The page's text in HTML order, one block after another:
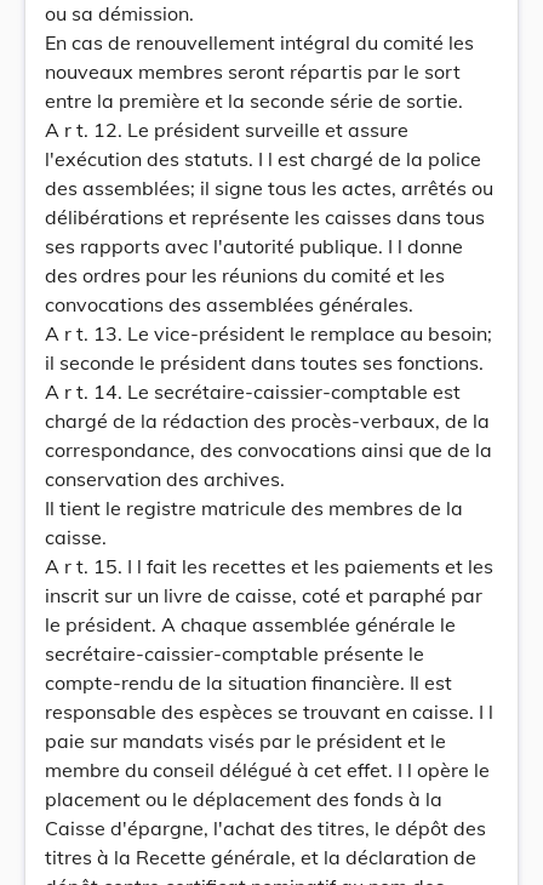
ou sa démission.
En cas de renouvellement intégral du comité les
nouveaux membres seront répartis par le sort
entre la première et la seconde série de sortie.
A r t. 12. Le président surveille et assure
l'exécution des statuts. I l est chargé de la police
des assemblées; il signe tous les actes, arrêtés ou
délibérations et représente les caisses dans tous
ses rapports avec l'autorité publique. I l donne
des ordres pour les réunions du comité et les
convocations des assemblées générales.
A r t. 13. Le vice-président le remplace au besoin;
il seconde le président dans toutes ses fonctions.
A r t. 14. Le secrétaire-caissier-comptable est
chargé de la rédaction des procès-verbaux, de la
correspondance, des convocations ainsi que de la
conservation des archives.
Il tient le registre matricule des membres de la
caisse.
A r t. 15. I l fait les recettes et les paiements et les
inscrit sur un livre de caisse, coté et paraphé par
le président. A chaque assemblée générale le
secrétaire-caissier-comptable présente le
compte-rendu de la situation financière. Il est
responsable des espèces se trouvant en caisse. I l
paie sur mandats visés par le président et le
membre du conseil délégué à cet effet. I l opère le
placement ou le déplacement des fonds à la
Caisse d'épargne, l'achat des titres, le dépôt des
titres à la Recette générale, et la déclaration de